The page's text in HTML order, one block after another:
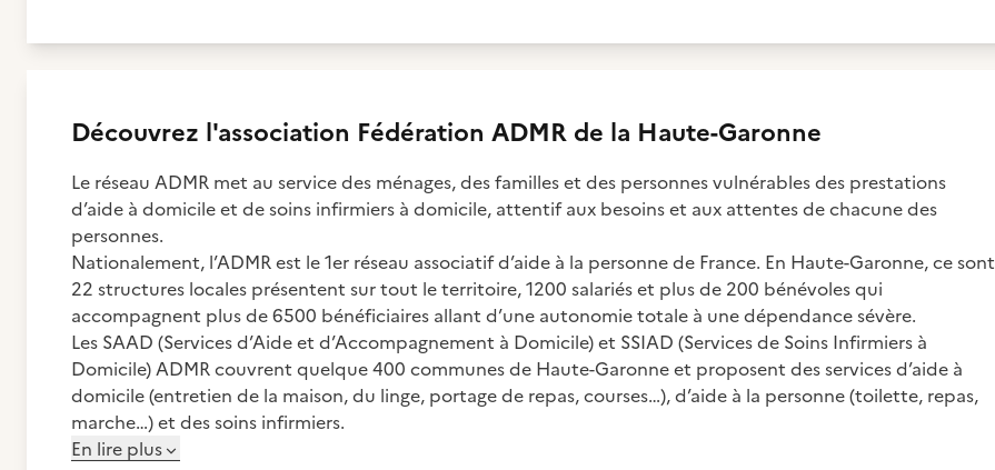
Découvrez l'association Fédération ADMR de la Haute-Garonne
Le réseau ADMR met au service des ménages, des familles et des personnes vulnérables des prestations
d’aide à domicile et de soins infirmiers à domicile, attentif aux besoins et aux attentes de chacune des
personnes.
Nationalement, l’ADMR est le 1er réseau associatif d’aide à la personne de France. En Haute-Garonne, ce sont
22 structures locales présentent sur tout le territoire, 1200 salariés et plus de 200 bénévoles qui
accompagnent plus de 6500 bénéficiaires allant d’une autonomie totale à une dépendance sévère.
Les SAAD (Services d’Aide et d’Accompagnement à Domicile) et SSIAD (Services de Soins Infirmiers à
Domicile) ADMR couvrent quelque 400 communes de Haute-Garonne et proposent des services d’aide à
domicile (entretien de la maison, du linge, portage de repas, courses…), d’aide à la personne (toilette, repas,
marche…) et des soins infirmiers.
En lire plus